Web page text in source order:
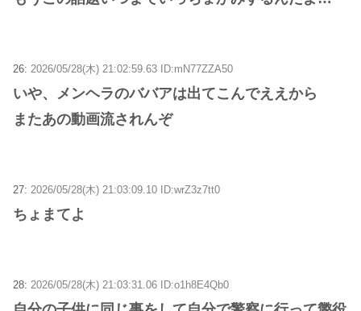
26: 2026/05/28(木) 21:02:59.63 ID:mN77ZZA50
いや、メンヘラのババアは出てこんでええから
またあの動画流されんぞ
27: 2026/05/28(木) 21:03:09.10 ID:wrZ3z7tt0
ちょまてよ
28: 2026/05/28(木) 21:03:31.06 ID:o1h8E4Qb0